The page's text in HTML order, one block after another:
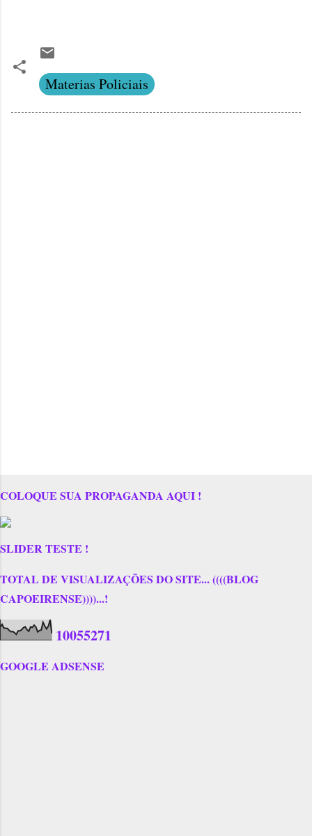
Materias Policiais
COLOQUE SUA PROPAGANDA AQUI !
SLIDER TESTE !
TOTAL DE VISUALIZAÇÕES DO SITE... ((((BLOG
CAPOEIRENSE))))...!
10055271
GOOGLE ADSENSE